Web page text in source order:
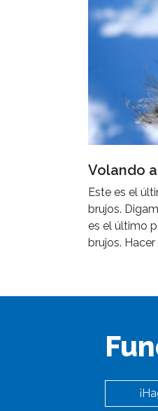
Volando
Este es el
brujos.
es el último
brujos. Hacer